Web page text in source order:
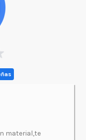
material,te